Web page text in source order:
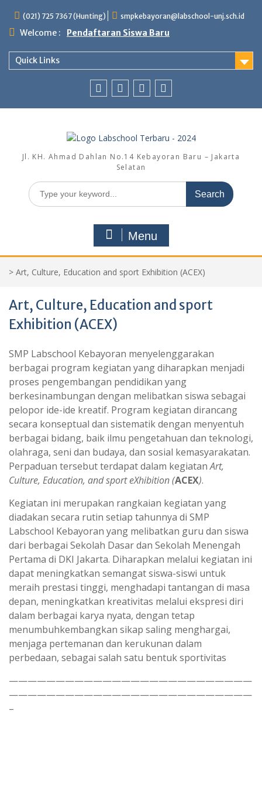
content
(021) 725 7367 (Hunting) smpkebayoran@labschool-unj.sch.id
Welcome : Pendaftaran Siswa Baru
Quick Links
Jl. KH. Ahmad Dahlan No.14 Kebayoran Baru – Jakarta
Selatan
Search
for:
Menu
> Art, Culture, Education and sport Exhibition (ACEX)
Art, Culture, Education and sport
Exhibition (ACEX)
SMP Labschool Kebayoran menyelenggarakan
berbagai program kegiatan yang diharapkan menjadi
proses pengembangan pendidikan yang
berkesinambungan dengan melibatkan siswa sebagai
pelopor ide-ide kreatif. Program kegiatan dirancang
secara konseptual dan sistematik dengan menyentuh
berbagai bidang, baik ilmu pengetahuan dan teknologi,
olahraga, seni dan budaya, dan sosial kemasyarakatan.
Perpaduan tersebut terdapat dalam kegiatanArt,
Culture, Education, and sport eXhibition (ACEX).
Kegiatan ini merupakan rangkaian kegiatan yang
diadakan secara rutin setiap tahunnya di SMP
Labschool Kebayoran yang melibatkan guru dan siswa
dari berbagai Sekolah Dasar dan Sekolah Menengah
Pertama di DKI Jakarta. Diharapkan melalui kegiatan ini
dapat meningkatkan semangat siswa-siswi untuk
meraih prestasi tinggi, menghadapi tantangan di masa
depan, meningkatkan kreativitas melalui ekspresi diri
dalam berbagai karya nyata, dengan tetap
menumbuhkembangkan sikap saling menghargai,
menjaga pertemanan dan kerukunan dalam
perbedaan, sebagai salah satu bentuk sportivitas
——————————————————————————
——————————————————————————
–